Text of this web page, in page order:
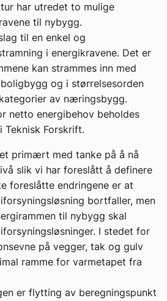
har utredet to mulige
til nybygg.
til en enkel og
i energikravene. Det er
kan strammes inn med
og i størrelsesorden
av næringsbygg.
netto energibehov beholdes
Forskrift.
primært med tanke på å nå
slik vi har foreslått å definere
foreslåtte endringene er at
bortfaller, men
til nybygg skal
I stedet for
på vegger, tak og gulv
ramme for varmetapet fra
er flytting av beregningspunkt